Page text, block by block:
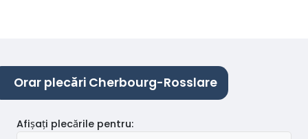
Orar plecări Cherbourg-Rosslare
Afișați plecările pentru: